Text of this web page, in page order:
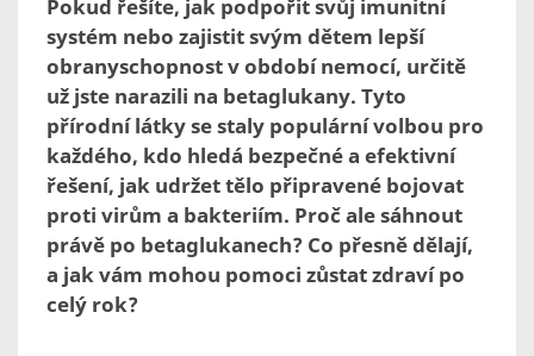
Pokud řešíte, jak podpořit svůj imunitní
systém nebo zajistit svým dětem lepší
obranyschopnost v období nemocí, určitě
už jste narazili na betaglukany. Tyto
přírodní látky se staly populární volbou pro
každého, kdo hledá bezpečné a efektivní
řešení, jak udržet tělo připravené bojovat
proti virům a bakteriím. Proč ale sáhnout
právě po betaglukanech? Co přesně dělají,
a jak vám mohou pomoci zůstat zdraví po
celý rok?